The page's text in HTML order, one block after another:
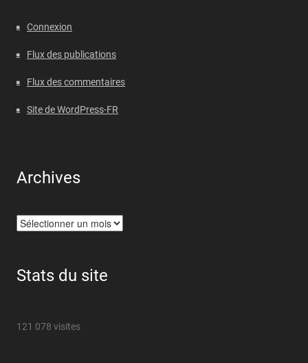
Connexion
Flux des publications
Flux des commentaires
Site de WordPress-FR
Archives
Archives
Stats du site
121 078 visites